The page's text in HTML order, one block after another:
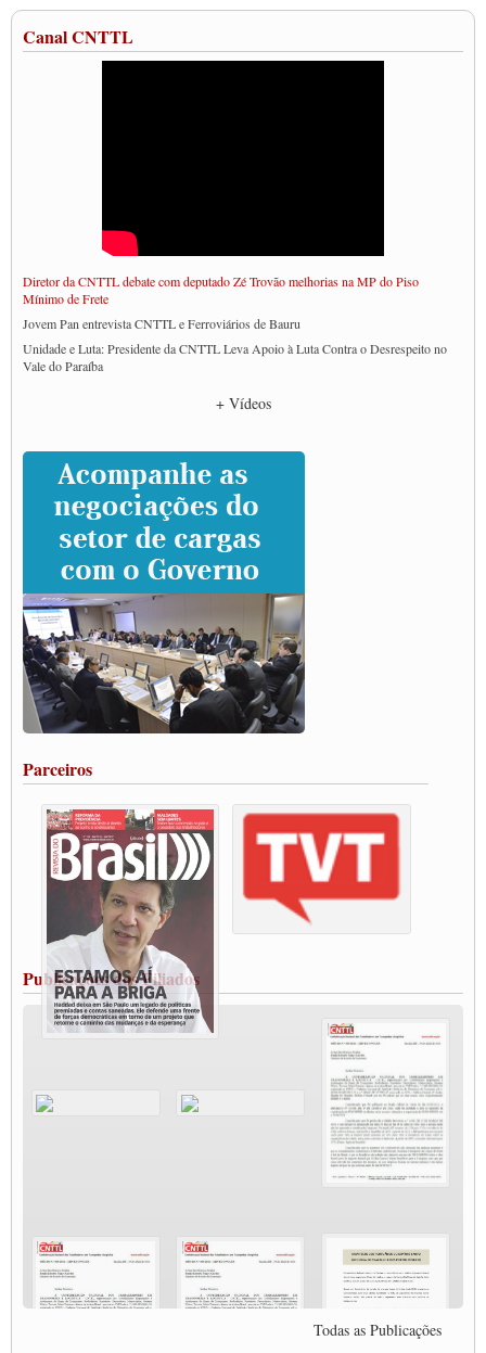
Canal CNTTL
Diretor da CNTTL debate com deputado Zé Trovão melhorias na MP do Piso
Mínimo de Frete
Jovem Pan entrevista CNTTL e Ferroviários de Bauru
Unidade e Luta: Presidente da CNTTL Leva Apoio à Luta Contra o Desrespeito no
Vale do Paraíba
Caminhoneiros prometem paralisação e cobram diálogo com Lula
CNTTL e lideranças de caminhoneiros participam de debate sobre saúde nas
rodovias
Paulinho e Litti debatem política global para transporte rodoviário de cargas na
SUTCRA no Uruguai
Grande Conquista da Categoria transporte de Cargas e Caminhoneiros Autonomos
ENCONTRO INTERNACIONAL EM APOIO A CLASSE TRABALHADORA
DO BRASIL E A ELEIÇÃO 2022
Carta às Brasileiras e aos Brasileiros em Defesa do Estado Democrático de Direito
Paulinho, presidente da CNTTL, faz balanço do 3º Congresso da CNTTL
Caminhoneiros aprovam greve a partir do 1º de novembro
Rodoviários de Feira Santana fazem Assembleia para avaliar proposta de reajuste
salarial
Vacina Já: Lockdown de 24 horas dos trabalhadores em transportes está mantido,
Condutores de Guarulhos farão greve sanitária nesta terça-feira (20)
Paralisação dos Caminhoneiros na #BR285, entrocamento que liga o Mercosul ao
Rio Grande
Caminhoneiros bloqueiam duas faixas na Castello Branco e fazem protesto
Modal-Live #13 Aumento da Violência Contra Mulher e o Adoecimento da Classe
Trabalhadora em Tempos de Pandemia
MODAL-LIVE#12 POLÍTICAS PÚBLICAS DE TRANSPORTE PARA A
CLASSE TRABALHADORA E ELEIÇÕES NA PANDEMIA
MODAL-LIVE#11 POLÍTICAS PÚBLICAS DE TRANSPORTE
JUVENTUDE DO TRANSPORTE: POR QUE DEVEMOS NOS ORGANIZAR?
Fabio Primo testa positivo para Coronavírus, mas está bem de saúde
Modal-Live#9 Quais são os direitos dos trabalhador@s que contraem a Covid-19 na
Participe da Campanha Fora Bolsonaro
CNTTL e FECOOTAC apoiam Campanha de testes de COVID-19 para
MODAL-LIVE#8 - Lideranças sindicais da CNTTL, CGTB e dos caminhoneiros
O PAPEL DA ITF E FUTAC NAS LUTAS, EMPREGO, DIREITOS EM
ESCALA GLOBAL E DA DEFESA DA VIDA
Modal-Live #6: Com participação especial do professor da Unisinos e Doutor em
Ciências da Comunicação da USP, Rafael Grohmann, que coordena uma pesquisa
+ Vídeos
Parceiros
Publicações dos Filiados
Todas as Publicações